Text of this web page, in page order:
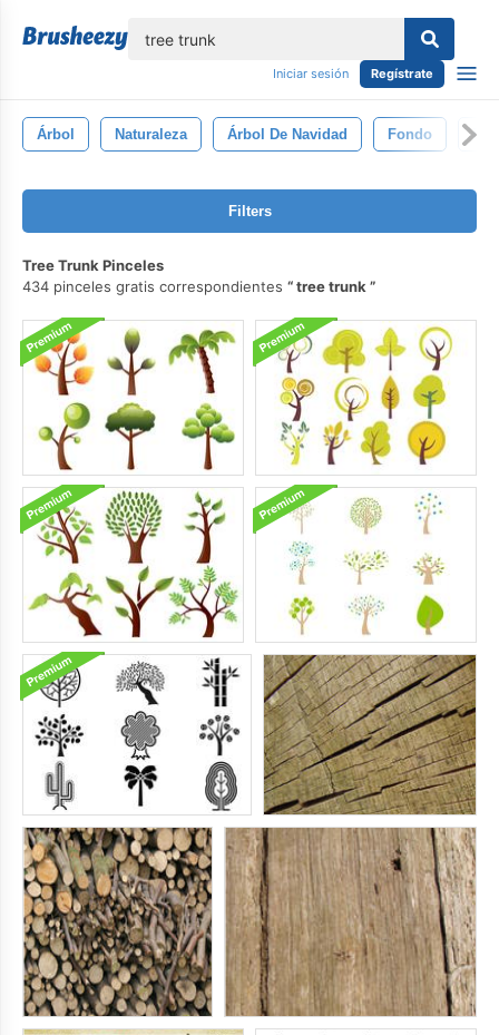
Iniciar sesión Regístrate
Árbol Naturaleza Árbol De Navidad Fondo
Filters
Tree Trunk Pinceles
434 pinceles gratis correspondientes
tree trunk